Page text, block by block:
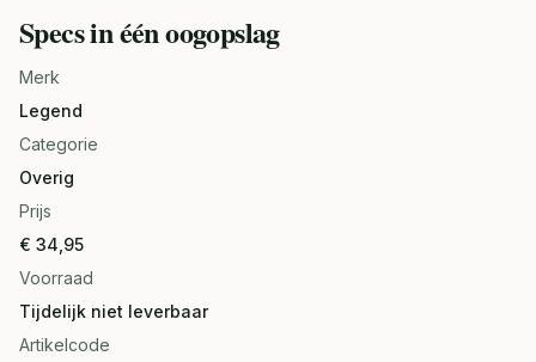
Specs in één oogopslag
Merk
Legend
Categorie
Overig
Prijs
€ 34,95
Voorraad
Tijdelijk niet leverbaar
Artikelcode